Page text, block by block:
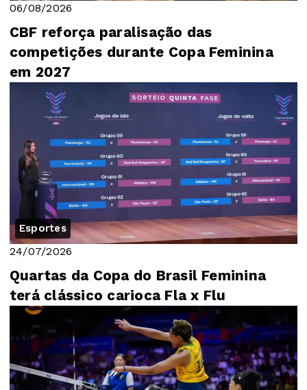
06/08/2026
CBF reforça paralisação das
competições durante Copa Feminina
em 2027
Esportes
24/07/2026
Quartas da Copa do Brasil Feminina
terá clássico carioca Fla x Flu